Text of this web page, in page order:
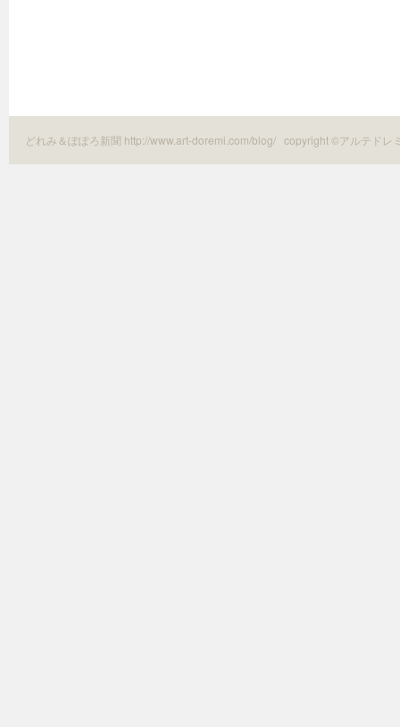
どれみ＆ぽぽろ新聞 http://www.art-doremi.com/blog/ copyright ©アルテドレ